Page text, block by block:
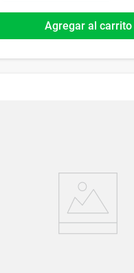
Agregar al carrito
Anti-Caspa Vichy Dercos
Graso x 200 ml